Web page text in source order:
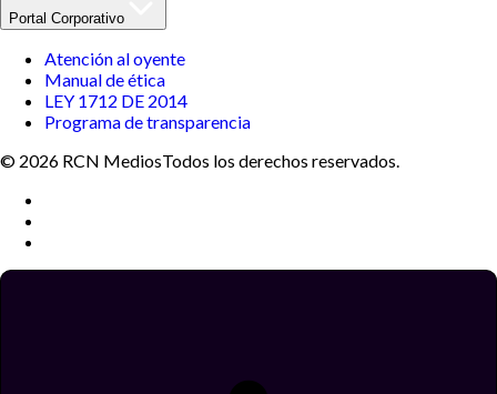
Portal Corporativo
Atención al oyente
Manual de ética
LEY 1712 DE 2014
Programa de transparencia
© 2026 RCN MediosTodos los derechos reservados.